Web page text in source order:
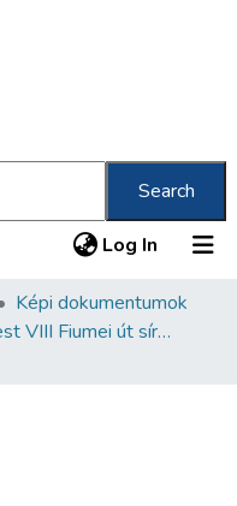
Search
Log In (current)
Képi dokumentumok
Budapest VIII Fiumei út sírkert 3. rész